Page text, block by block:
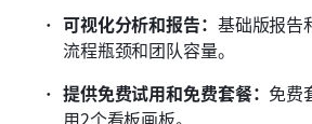
可视化分析和报告： 基础版报告
流程瓶颈和团队容量。
提供免费试用和免费套餐： 免费